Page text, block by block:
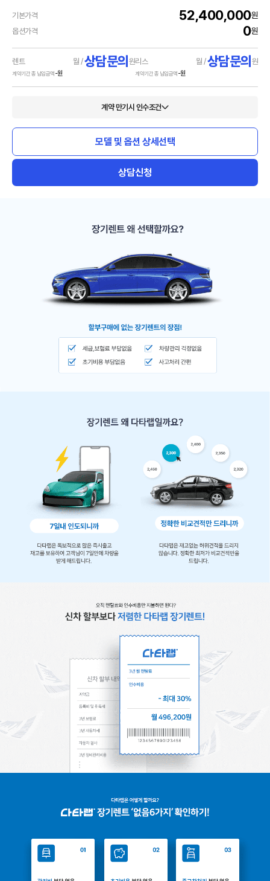
기본가격 52,400,000원
옵션가격 0원
렌트 월 /상담문의원
계약기간 총 납입금액-원
리스 월 /상담문의원
계약기간 총 납입금액-원
계약 만기시 인수조건
모델 및 옵션 상세선택
상담신청